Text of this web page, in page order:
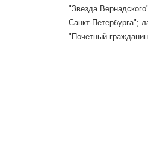
"Звезда
Санкт-Петербурга";
"Почетный